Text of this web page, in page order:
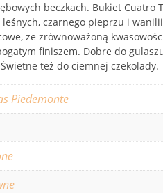
beczkach. Bukiet Cuatro
czarnego pieprzu i
ze zrównoważoną
finiszem. Dobre do
też do ciemnej czekolady.
Piedemonte